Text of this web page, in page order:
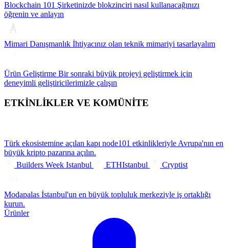
Blockchain 101 Şirketinizde blokzinciri nasıl kullanacağınızı
öğrenin ve anlayın
Mimari Danışmanlık İhtiyacınız olan teknik mimariyi tasarlayalım
Ürün Geliştirme Bir sonraki büyük projeyi geliştirmek için
deneyimli geliştiricilerimizle çalışın
ETKİNLİKLER VE KOMÜNİTE
Türk ekosistemine açılan kapı node101 etkinlikleriyle Avrupa'nın en
büyük kripto pazarına açılın.
Builders Week Istanbul
ETHIstanbul Cryptist
Modapalas İstanbul'un en büyük topluluk merkeziyle iş ortaklığı
kurun.
Ürünler